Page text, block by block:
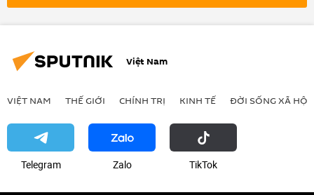
xung đột quân sự
bị bắt
tù binh
Kursk
Thế giới
Quân sự
Bộ Quốc phòng Nga
Việt Nam
VIỆT NAM THẾ GIỚI CHÍNH TRỊ KINH TẾ ĐỜI SỐNG XÃ HỘI
Telegram Zalo ТikТоk